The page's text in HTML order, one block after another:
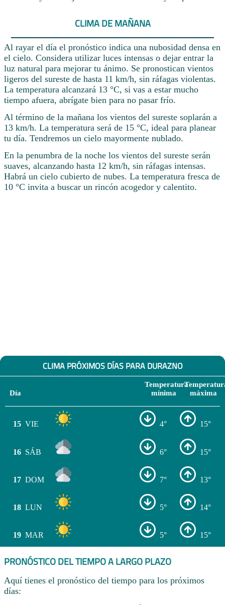
CLIMA DE MAÑANA
Al rayar el día el pronóstico indica una nubosidad densa en
el cielo. Considera utilizar luces intensas o dejar entrar la
luz natural para mejorar tu ánimo. Se pronostican vientos
ligeros del sureste de hasta 11 km/h, sin ráfagas violentas.
La temperatura alcanzará 13 °C, si vas a estar mucho
tiempo afuera, abrígate bien para no pasar frío.
Al término de la mañana los vientos del sureste soplarán a
13 km/h. La temperatura será de 15 °C, ideal para planear
tu día. Tendremos un cielo mayormente nublado.
En la penumbra de la noche los vientos del sureste serán
suaves, alcanzando hasta 12 km/h, sin ráfagas intensas.
Habrá un cielo cubierto de nubes. La temperatura fresca de
10 °C invita a buscar un rincón acogedor y calentito.
CLIMA PRÓXIMOS DÍAS PARA DURAZNO
Día
Temperatura
mínima
máxima
15 VIE 4° 15°
16 SÁB 6° 15°
17 DOM 7° 13°
18 LUN 5° 14°
19 MAR 5° 15°
PRONÓSTICO DEL TIEMPO A LARGO PLAZO
Aquí tienes el pronóstico del tiempo para los próximos
días: